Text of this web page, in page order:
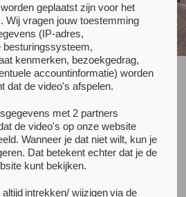
is voor veel mensen een
geplaatst zijn voor het
Wij vragen jouw toestemming
(IP-adres,
besturingssysteem,
kenmerken, bezoekgedrag,
accountinformatie) worden
dat de video's afspelen.
met 2 partners
de video's op onze website
Wanneer je dat niet wilt, kun je
Dat betekent echter dat je de
kunt bekijken.
intrekken/ wijzigen via de